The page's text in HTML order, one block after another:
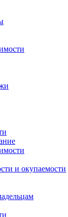
и окупаемости